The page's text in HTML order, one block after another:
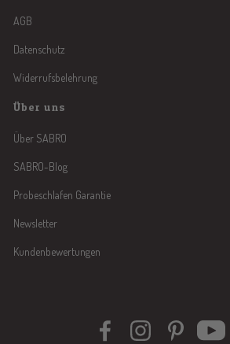
AGB
Datenschutz
Widerrufsbelehrung
Über uns
Über SABRO
SABRO-Blog
Probeschlafen Garantie
Newsletter
Kundenbewertungen